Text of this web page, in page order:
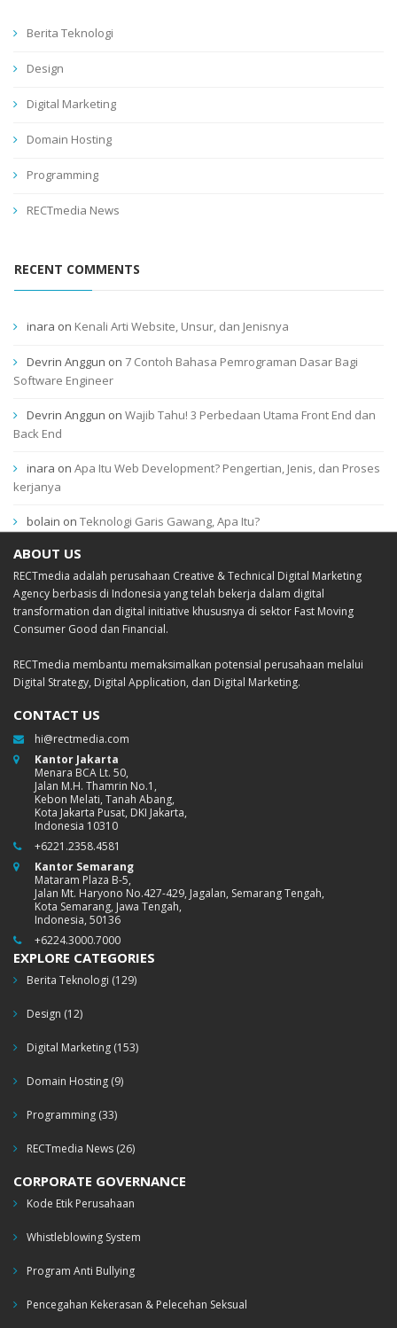
Berita Teknologi
Design
Digital Marketing
Domain Hosting
Programming
RECTmedia News
RECENT COMMENTS
inara on Kenali Arti Website, Unsur, dan Jenisnya
Devrin Anggun on 7 Contoh Bahasa Pemrograman Dasar Bagi
Software Engineer
Devrin Anggun on Wajib Tahu! 3 Perbedaan Utama Front End dan
Back End
inara on Apa Itu Web Development? Pengertian, Jenis, dan Proses
kerjanya
bolain on Teknologi Garis Gawang, Apa Itu?
ABOUT US
RECTmedia adalah perusahaan Creative & Technical Digital Marketing
Agency berbasis di Indonesia yang telah bekerja dalam digital
transformation dan digital initiative khususnya di sektor Fast Moving
Consumer Good dan Financial.
RECTmedia membantu memaksimalkan potensial perusahaan melalui
Digital Strategy, Digital Application, dan Digital Marketing.
CONTACT US
hi@rectmedia.com
Kantor Jakarta
Menara BCA Lt. 50,
Jalan M.H. Thamrin No.1,
Kebon Melati, Tanah Abang,
Kota Jakarta Pusat, DKI Jakarta,
Indonesia 10310
+6221.2358.4581
Kantor Semarang
Mataram Plaza B-5,
Jalan Mt. Haryono No.427-429, Jagalan, Semarang Tengah,
Kota Semarang, Jawa Tengah,
Indonesia, 50136
+6224.3000.7000
EXPLORE CATEGORIES
Berita Teknologi (129)
Design (12)
Digital Marketing (153)
Domain Hosting (9)
Programming (33)
RECTmedia News (26)
CORPORATE GOVERNANCE
Kode Etik Perusahaan
Whistleblowing System
Program Anti Bullying
Pencegahan Kekerasan & Pelecehan Seksual